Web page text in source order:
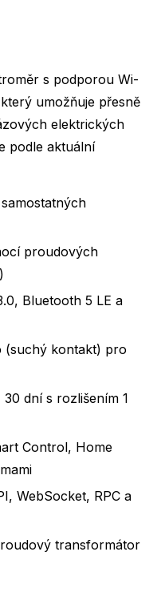
s podporou Wi-
umožňuje přesně
elektrických
podle aktuální
proudových
Bluetooth 5 LE a
(suchý kontakt) pro
dní s rozlišením 1
Control, Home
WebSocket, RPC a
transformátor